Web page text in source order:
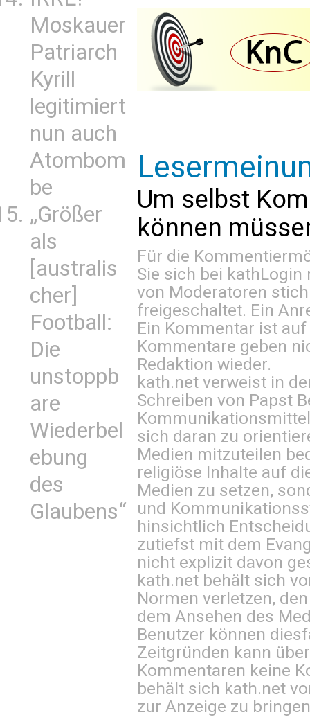
Moskauer
Patriarch
Kyrill
legitimiert
nun auch
Atombom
be
„Größer
als
[australis
cher]
Football:
Die
unstoppb
are
Wiederbel
ebung
des
Glaubens“
Um selbst
können
Für die
Sie sich bei kathLogin
von Moderatoren
freigeschaltet. Ein
Ein Kommentar ist
Kommentare geben
Redaktion wieder.
kath.net verweist in
Schreiben von Papst
sich daran zu
Medien mitzuteilen
religiöse Inhalte auf
Medien zu setzen,
und
hinsichtlich
zutiefst mit dem
nicht explizit davon
kath.net behält sich
Normen verletzen,
dem Ansehen des
Benutzer können
Zeitgründen kann
Kommentaren keine
behält sich kath.net
zur Anzeige zu